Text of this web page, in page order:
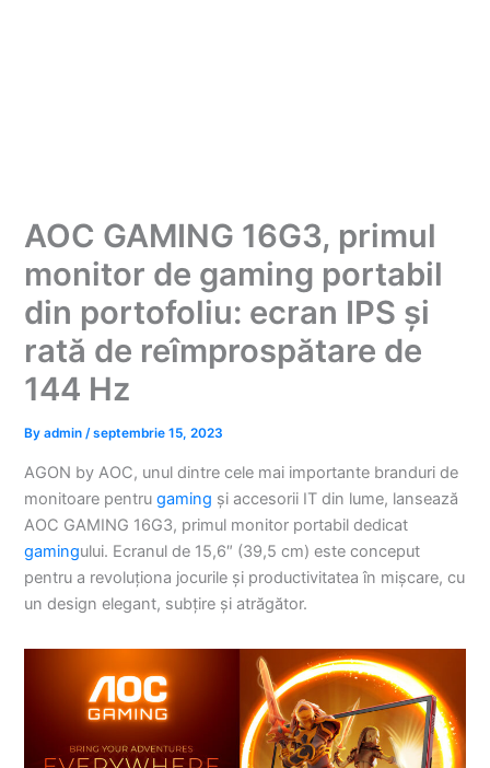
AOC GAMING 16G3, primul
monitor de gaming portabil
din portofoliu: ecran IPS și
rată de reîmprospătare de
144 Hz
Byadmin/septembrie 15, 2023
AGON by AOC, unul dintre cele mai importante branduri de
monitoare pentrugaming și accesorii IT din lume, lansează
AOC GAMING 16G3, primul monitor portabil dedicat
gamingului. Ecranul de 15,6″ (39,5 cm) este conceput
pentru a revoluționa jocurile și productivitatea în mișcare, cu
un design elegant, subțire și atrăgător.